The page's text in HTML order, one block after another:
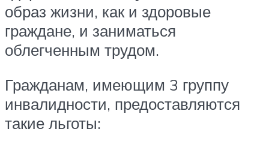
образ жизни, как и здоровые
граждане, и заниматься
облегченным трудом.
Гражданам, имеющим 3 группу
инвалидности, предоставляются
такие льготы: